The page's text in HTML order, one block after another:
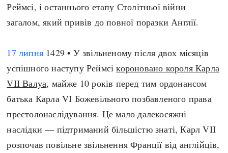
Реймсі, і останнього етапу Столітньої війни
загалом, який привів до повної поразки Англії.
17 липня 1429 • У звільненому після двох місяців
успішного наступу Реймсікороновано короля Карла
VII Валуа, майже 10 років перед тим ордонансом
батька Карла VI Божевільного позбавленого права
престолонаслідування. Це мало далекосяжні
наслідки — підтриманий більшістю знаті, Карл VII
розпочав повільне звільнення Франції від англійців,